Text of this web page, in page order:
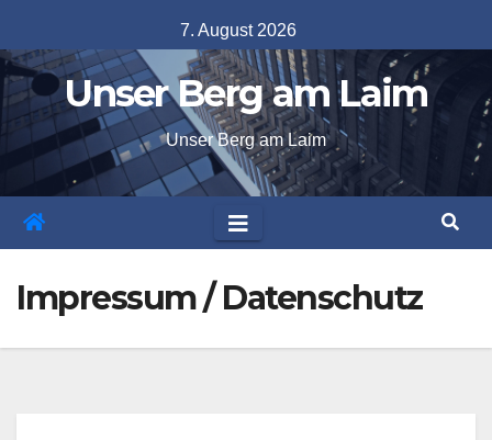
to
content
7. August 2026
Unser Berg am Laim
Unser Berg am Laim
Impressum / Datenschutz